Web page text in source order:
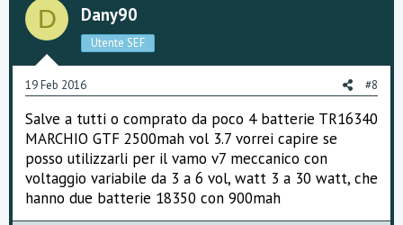
t
e
D Dany90
Utente SEF
19 Feb 2016 #8
Salve a tutti o comprato da poco 4 batterie TR16340
MARCHIO GTF 2500mah vol 3.7 vorrei capire se
posso utilizzarli per il vamo v7 meccanico con
voltaggio variabile da 3 a 6 vol, watt 3 a 30 watt, che
hanno due batterie 18350 con 900mah